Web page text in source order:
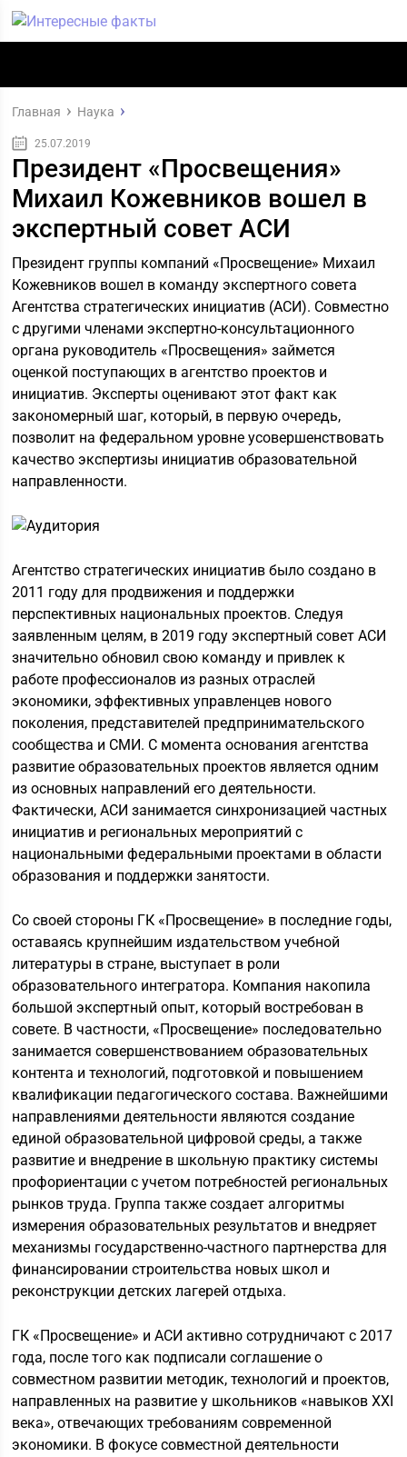
Главная Наука
25.07.2019
Президент «Просвещения»
Михаил Кожевников вошел в
экспертный совет АСИ
Президент группы компаний «Просвещение» Михаил
Кожевников вошел в команду экспертного совета
Агентства стратегических инициатив (АСИ). Совместно
с другими членами экспертно-консультационного
органа руководитель «Просвещения» займется
оценкой поступающих в агентство проектов и
инициатив. Эксперты оценивают этот факт как
закономерный шаг, который, в первую очередь,
позволит на федеральном уровне усовершенствовать
качество экспертизы инициатив образовательной
направленности.
Агентство стратегических инициатив было создано в
2011 году для продвижения и поддержки
перспективных национальных проектов. Следуя
заявленным целям, в 2019 году экспертный совет АСИ
значительно обновил свою команду и привлек к
работе профессионалов из разных отраслей
экономики, эффективных управленцев нового
поколения, представителей предпринимательского
сообщества и СМИ. С момента основания агентства
развитие образовательных проектов является одним
из основных направлений его деятельности.
Фактически, АСИ занимается синхронизацией частных
инициатив и региональных мероприятий с
национальными федеральными проектами в области
образования и поддержки занятости.
Со своей стороны ГК «Просвещение» в последние годы,
оставаясь крупнейшим издательством учебной
литературы в стране, выступает в роли
образовательного интегратора. Компания накопила
большой экспертный опыт, который востребован в
совете. В частности, «Просвещение» последовательно
занимается совершенствованием образовательных
контента и технологий, подготовкой и повышением
квалификации педагогического состава. Важнейшими
направлениями деятельности являются создание
единой образовательной цифровой среды, а также
развитие и внедрение в школьную практику системы
профориентации с учетом потребностей региональных
рынков труда. Группа также создает алгоритмы
измерения образовательных результатов и внедряет
механизмы государственно-частного партнерства для
финансировании строительства новых школ и
реконструкции детских лагерей отдыха.
ГК «Просвещение» и АСИ активно сотрудничают с 2017
года, после того как подписали соглашение о
совместном развитии методик, технологий и проектов,
направленных на развитие у школьников «навыков XXI
века», отвечающих требованиям современной
экономики. В фокусе совместной деятельности